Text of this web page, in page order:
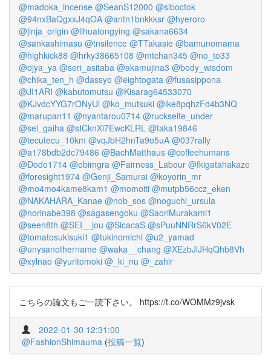
@madoka_incense @SeanS12000 @siboctok
@94nxBaQgxxJ4qOA @antn1bnkkksr @hyeroro
@jinja_origin @lihuatongying @sakana6634
@sankashimasu @tnsilence @TTakasie @bamunomama
@highkick88 @hrky38665108 @mtchan345 @no_to33
@ojya_ya @seri_asitaba @akamujina3 @body_wisdom
@chika_ten_h @dassyo @eightogata @fusasippona
@JI1ARI @kabutomutsu @Kisarag64533070
@KJvdcYYG7rONyUl @ko_mutsuki @lke8pqhzFd4b3NQ
@marupan11 @nyantarou0714 @ruckseite_under
@sei_gaiha @sICknXi7EwcKLRL @taka19846
@tecutecu_10km @vqJbH2hnTa9o5uA @037rally
@a178bdb2dc79486 @BachMatthaus @coffeehumans
@Dodo1714 @ebimgra @Fairness_Labour @fkigatahakaze
@foresight1974 @Genji_Samurai @koyorin_mr
@mo4mo4kame8kam1 @momoiti @mutpb56ccz_eken
@NAKAHARA_Kanae @nob_sos @noguchi_ursula
@norinabe398 @sagasengoku @SaoriMurakami1
@seen8th @SEI__jou @SicacaS @sPuuNNRrS6kV02E
@tomatosukisuki1 @tukinomichi @u2_yamad
@unysanothername @waka__chang @XEzbJlJHqQhb8Vh
@xylnao @yuritomoki @_ki_nu @_zahir
こちらの論文もご一読下さい。 https://t.co/WOMMz9jvsk
2022-01-30 12:31:00
@FashionShimauma (投稿一覧)